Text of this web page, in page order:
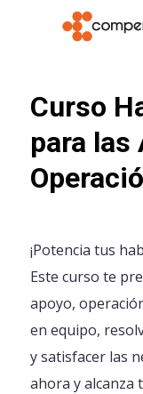
Curso
para las
¡Potencia tus
Este curso te
apoyo,
en equipo,
y satisfacer las
ahora y alcanza